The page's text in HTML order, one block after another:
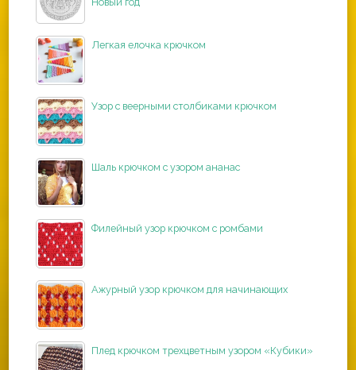
Легкая елочка крючком
Узор с веерными столбиками крючком
Шаль крючком с узором ананас
Филейный узор крючком с ромбами
Ажурный узор крючком для начинающих
Плед крючком трехцветным узором «Кубики»